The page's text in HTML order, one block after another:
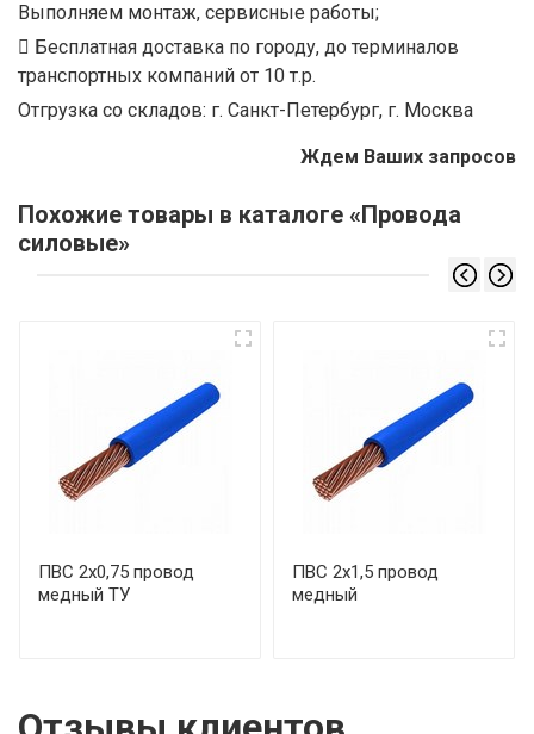
Выполняем монтаж, сервисные работы;
Бесплатная доставка по городу, до терминалов
транспортных компаний от 10 т.р.
Отгрузка со складов: г. Санкт-Петербург, г. Москва
Ждем Ваших запросов
Похожие товары в каталоге «Провода
силовые»
ПВС 2х0,75 провод
медный ТУ
ПВС 2х1,5 провод
медный